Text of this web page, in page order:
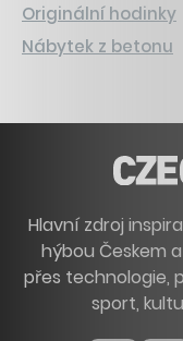
Originální hodinky
Nábytek z betonu
Hlavní zdroj
hýbou Českem
přes technologie,
sport,